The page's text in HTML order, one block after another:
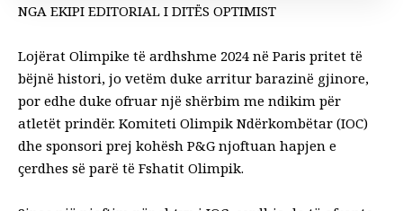
NGA EKIPI EDITORIAL I DITËS OPTIMIST
Lojërat Olimpike të ardhshme 2024 në Paris pritet të
bëjnë histori, jo vetëm duke arritur barazinë gjinore,
por edhe duke ofruar një shërbim me ndikim për
atletët prindër. Komiteti Olimpik Ndërkombëtar (IOC)
dhe sponsori prej kohësh P&G njoftuan hapjen e
çerdhes së parë të Fshatit Olimpik.